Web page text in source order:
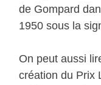
de Gompard
1950 sous la
On peut aussi
création du Prix